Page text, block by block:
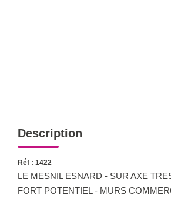
Description
Réf : 1422
LE MESNIL ESNARD - SUR AXE
FORT POTENTIEL - MURS